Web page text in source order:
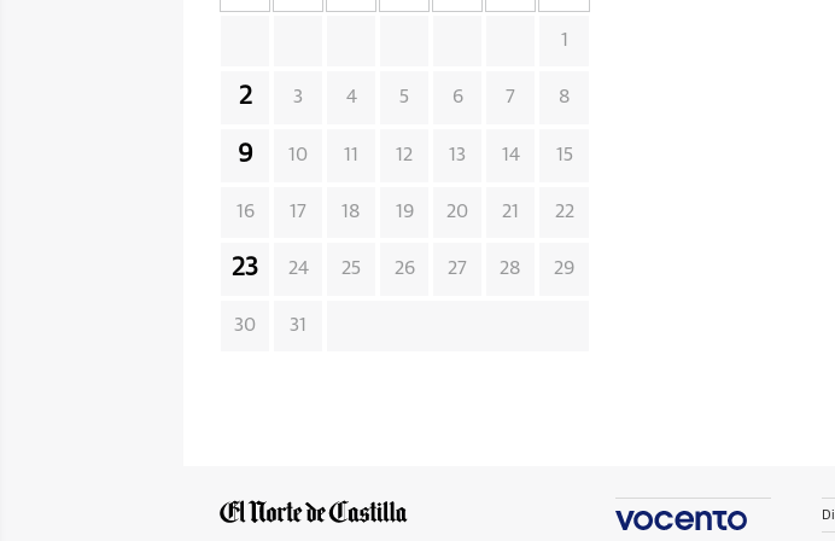
1
2 3 4 5 6 7 8
9 10 11 12 13 14 15
16 17 18 19 20 21 22
23 24 25 26 27 28 29
30 31